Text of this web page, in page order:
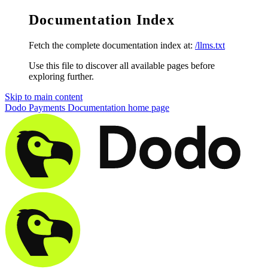
Documentation Index
Fetch the complete documentation index at: /llms.txt
Use this file to discover all available pages before
exploring further.
Skip to main content
Dodo Payments Documentation home page